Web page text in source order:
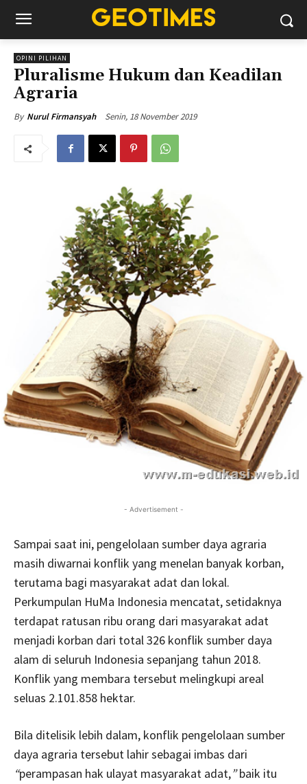
OPINI PILIHAN
Pluralisme Hukum dan Keadilan
Agraria
By Nurul Firmansyah Senin, 18 November 2019
- Advertisement -
Sampai saat ini, pengelolaan sumber daya agraria
masih diwarnai konflik yang menelan banyak korban,
terutama bagi masyarakat adat dan lokal.
Perkumpulan HuMa Indonesia mencatat, setidaknya
terdapat ratusan ribu orang dari masyarakat adat
menjadi korban dari total 326 konflik sumber daya
alam di seluruh Indonesia sepanjang tahun 2018.
Konflik yang membara tersebut melingkupi areal
seluas 2.101.858 hektar.
Bila ditelisik lebih dalam, konflik pengelolaan sumber
daya agraria tersebut lahir sebagai imbas dari
“perampasan hak ulayat masyarakat adat,”baik itu